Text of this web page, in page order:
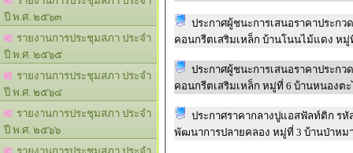
ปี พ.ศ. ๒๕๖๓
รายงานการประชุมสภา ประจำ
ปี พ.ศ. ๒๕๖๕
รายงานการประชุมสภา ประจำ
ปี พ.ศ. ๒๕๖๔
รายงานการประชุมสภา ประจำ
ปี พ.ศ. ๒๕๖๖
ประกาศผู้ชนะการเสนอราคาประกว
คอนกรีตเสริมเหล็ก บ้านโนนไม้แดง หมู่
ประกาศผู้ชนะการเสนอราคาประกว
คอนกรีตเสริมเหล็ก หมู่ที่ 6 บ้านหนองตะ
ประกาศราคากลางปูแอสฟัลท์ติก รหั
พัฒนาการปลายคลอง หมู่ที่ 3 บ้านป่าหม